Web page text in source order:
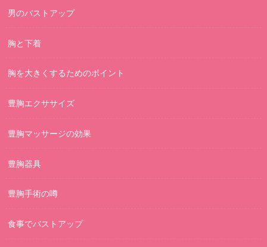
男のバストアップ
胸と下着
胸を大きくするためのポイント
豊胸エクササイズ
豊胸マッサージの効果
豊胸器具
豊胸手術の噂
食事でバストアップ